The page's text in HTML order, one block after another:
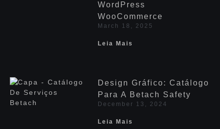
WordPress
WooCommerce
March 18, 2025
Leia Mais
Design Gráfico: Catálogo
Para A Betach Safety
December 13, 2024
Leia Mais